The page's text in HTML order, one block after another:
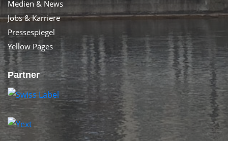
Medien & News
Jobs & Karriere
Pressespiegel
Yellow Pages
Partner